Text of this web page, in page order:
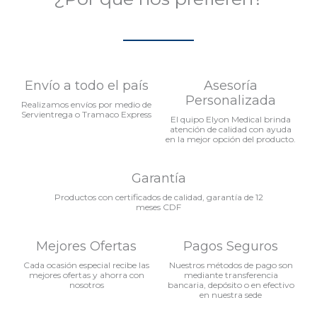
Envío a todo el país
Realizamos envíos por medio de
Servientrega o Tramaco Express
Asesoría
Personalizada
El quipo Elyon Medical brinda
atención de calidad con ayuda
en la mejor opción del producto.
Garantía
Productos con certificados de calidad, garantía de 12
meses CDF
Mejores Ofertas
Cada ocasión especial recibe las
mejores ofertas y ahorra con
nosotros
Pagos Seguros
Nuestros métodos de pago son
mediante transferencia
bancaria, depósito o en efectivo
en nuestra sede